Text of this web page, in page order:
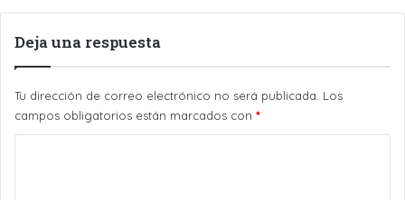
Deja una respuesta
Tu dirección de correo electrónico no será publicada. Los
campos obligatorios están marcados con *